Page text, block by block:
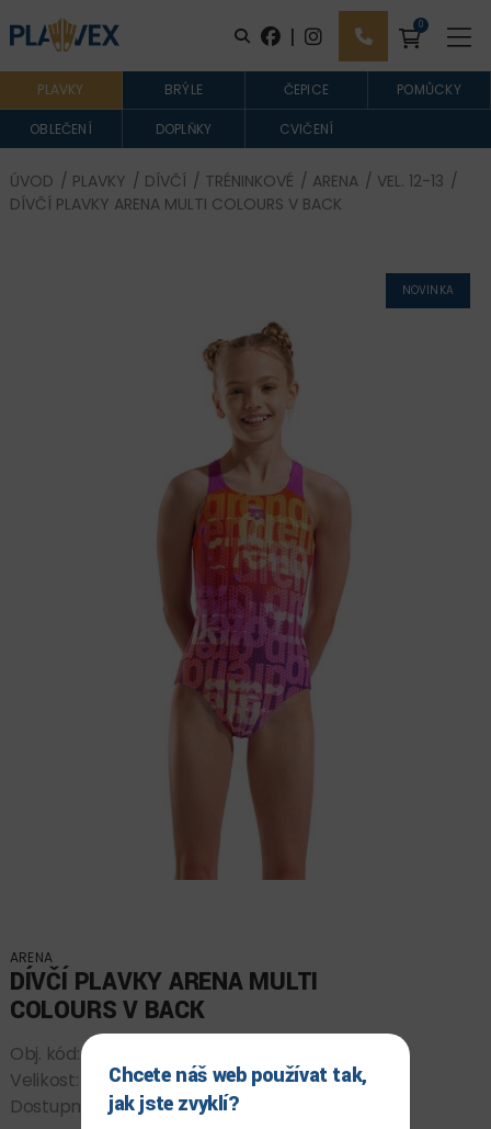
| 0
PLAVKY BRÝLE ČEPICE POMŮCKY
OBLEČENÍ DOPLŇKY CVIČENÍ
ÚVOD / PLAVKY / DÍVČÍ / TRÉNINKOVÉ / ARENA / VEL. 12-13 /
DÍVČÍ PLAVKY ARENA MULTI COLOURS V BACK
NOVINKA
ARENA
DÍVČÍ PLAVKY ARENA MULTI
COLOURS V BACK
Obj. kód:009007_908 12-13
Velikost:
12-13
Dostupnost:SKLADEM
Chcete náš web používat tak,
jak jste zvyklí?